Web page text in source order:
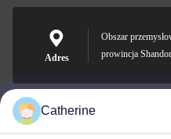
Adres
Obszar
prowincja
Catherine